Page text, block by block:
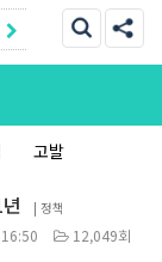
고발
|정책
12,049회